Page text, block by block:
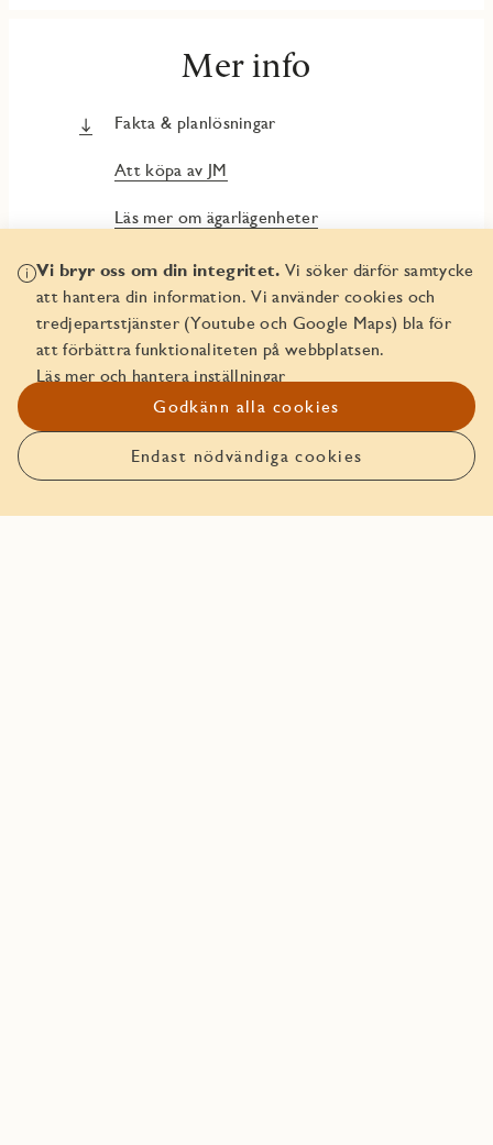
Anmäl intresse
Mer info
Fakta & planlösningar
Att köpa av JM
Läs mer om ägarlägenheter
JMs Trygghetspaket
In English - Buying a freehold apartment
In English - Security Package
Vi bryr oss om din integritet. Vi söker därför samtycke
att hantera din information. Vi använder cookies och
tredjepartstjänster (Youtube och Google Maps) bla för
att förbättra funktionaliteten på webbplatsen.
Läs mer och hantera inställningar
Godkänn alla cookies
Endast nödvändiga cookies